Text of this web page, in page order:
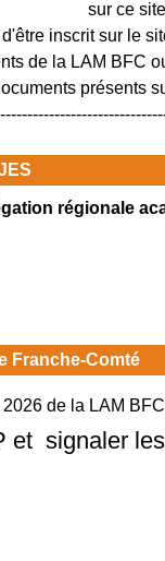
sur ce site
inscrit sur le
de la LAM BFC
présents
régionale
Franche-Comté
2026 de la LAM
et signaler